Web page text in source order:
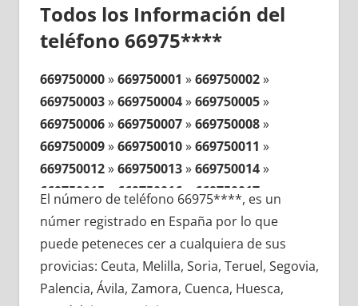
Todos los Información del
teléfono 66975****
669750000»669750001 »669750002»
669750003»669750004»669750005»
669750006»669750007»669750008»
669750009»669750010»669750011 »
669750012»669750013»669750014»
669750015 » 669750016»669750017»
669750018 » 669750019 669750020
669750021
669750023
669750024» 669750025 » 669750026 »
669750027 » 669750028 » 669750029
El número de teléfono 66975****, es un
númer registrado en España por lo que
puede peteneces cer a cualquiera de sus
provicias: Ceuta, Melilla, Soria, Teruel, Segovia,
Palencia, Ávila, Zamora, Cuenca, Huesca,